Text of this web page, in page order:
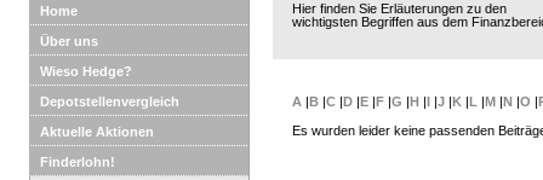
Home
Über uns
Wieso Hedge?
Depotstellenvergleich
Aktuelle Aktionen
Finderlohn!
Hier finden Sie Erläuterungen zu den
wichtigsten Begriffen aus dem
A |B |C |D |E |F |G |H |I |J |K |L |M |N |O |
Es wurden leider keine passenden